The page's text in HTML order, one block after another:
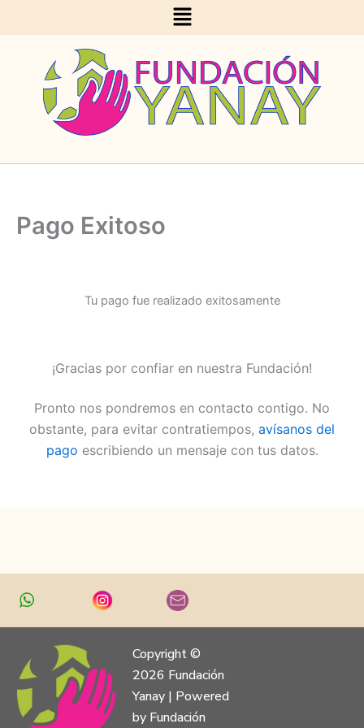
Menu
Pago Exitoso
Tu pago fue realizado exitosamente
¡Gracias por confiar en nuestra Fundación!
Pronto nos pondremos en contacto contigo. No
obstante, para evitar contratiempos, avísanos del
pago escribiendo un mensaje con tus datos.
Copyright ©
2026 Fundación
Yanay | Powered
by Fundación